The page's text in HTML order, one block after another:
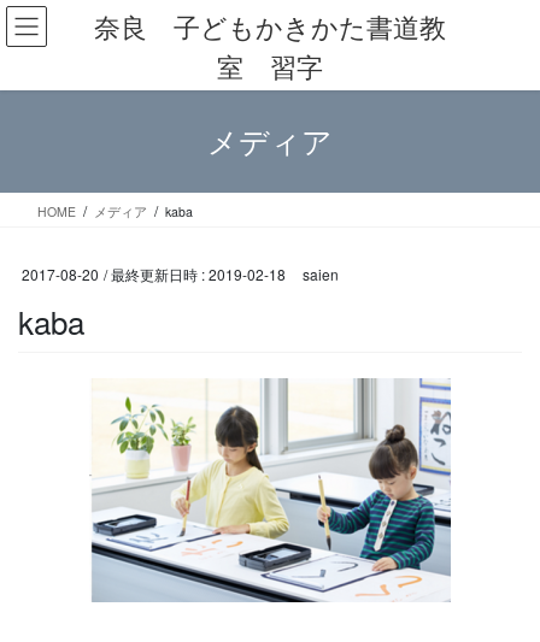
コ
ン
ン
キ
ナ
ビ
ー
に
奈良 子どもかきかた書道教
室 習字
メディア
HOME メディア kaba
2017-08-20 / 最終更新日時 :2019-02-18 saien
kaba